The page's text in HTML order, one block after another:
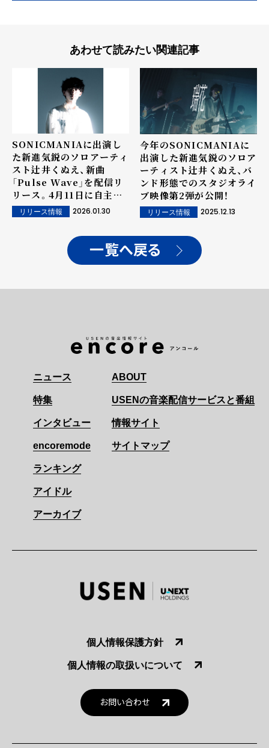
あわせて読みたい関連記事
SONICMANIAに出演し
た新進気鋭のソロアーティ
スト辻井くぬえ、新曲
「Pulse Wave」を配信リ
リース。4月11日に自主企
画『遷移帯』の開催も決定
リリース情報 2026.01.30
今年のSONICMANIAに
出演した新進気鋭のソロア
ーティスト辻井くぬえ、バ
ンド形態でのスタジオライ
ブ映像第2弾が公開！
リリース情報 2025.12.13
一覧へ戻る
ニュース
特集
インタビュー
encoremode
ランキング
アイドル
アーカイブ
ABOUT
USENの音楽配信サービスと番組
情報サイト
サイトマップ
個人情報保護方針
個人情報の取扱いについて
お問い合わせ